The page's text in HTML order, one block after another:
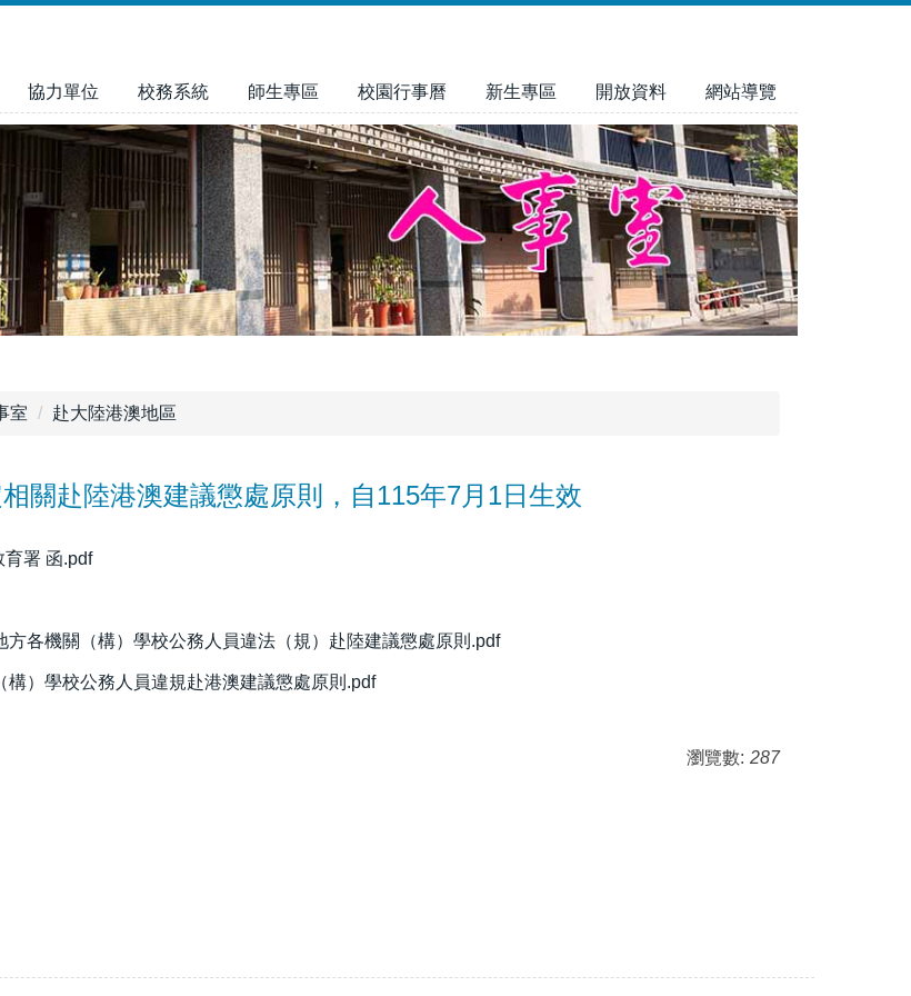
協力單位 校務系統 師生專區 校園行事曆 新生專區 開放資料 網站導覽
室 赴大陸港澳地區
關赴陸港澳建議懲處原則，自115年7月1日生效
育署 函.pdf
方各機關（構）學校公務人員違法（規）赴陸建議懲處原則.pdf
構）學校公務人員違規赴港澳建議懲處原則.pdf
瀏覽數: 287